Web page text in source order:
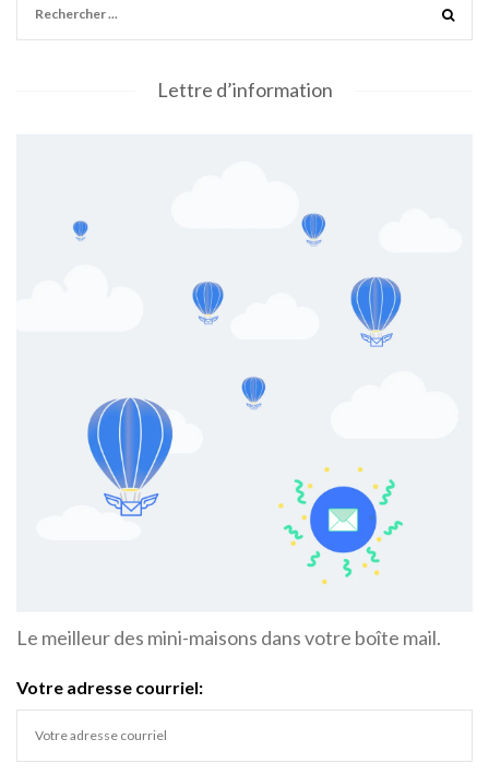
Lettre d’information
Le meilleur des mini-maisons dans votre boîte mail.
Votre adresse courriel: